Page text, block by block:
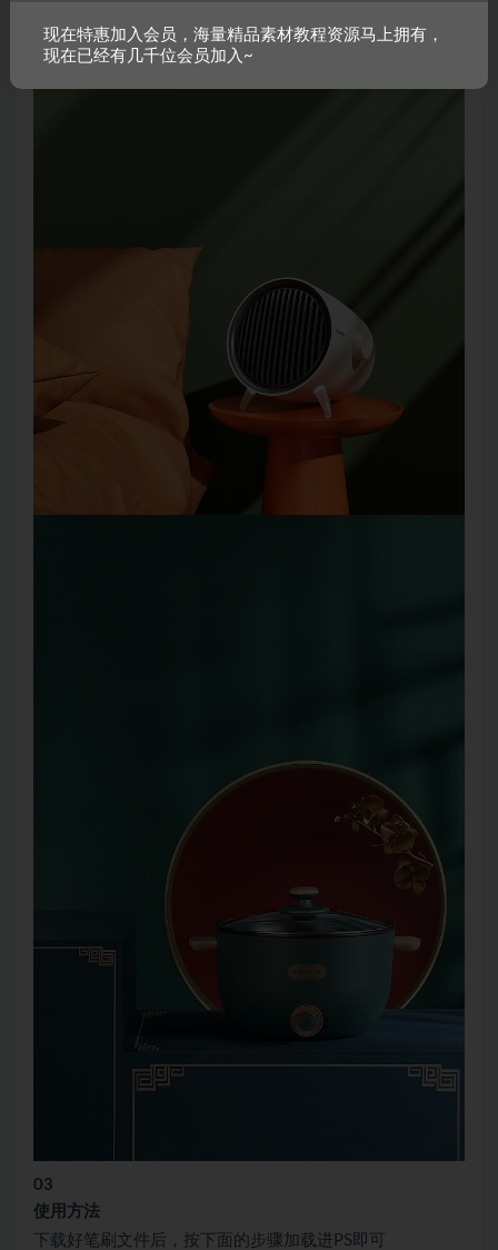
而且自带透视 和角度、效果可控、细腻灵活
03
使用方法
下载好笔刷文件后，按下面的步骤加载进PS即可
现在特惠加入会员，海量精品素材教程资源马上拥有，
现在已经有几千位会员加入~